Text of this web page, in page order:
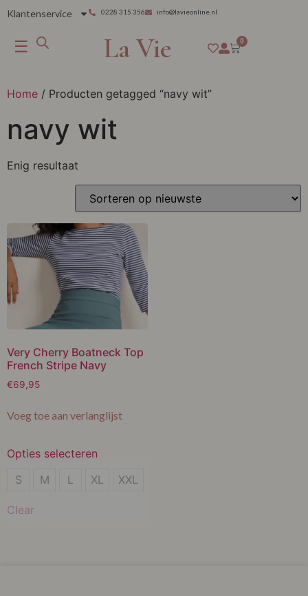
Klantenservice 0228 315 356 info@lavieonline.nl
☰ La Vie 0
Home / Producten getagged “navy wit”
navy wit
Enig resultaat
Very Cherry Boatneck Top
French Stripe Navy
€69,95
Voeg toe aan verlanglijst
Opties selecteren
S
M
S M L XL XXL
Clear